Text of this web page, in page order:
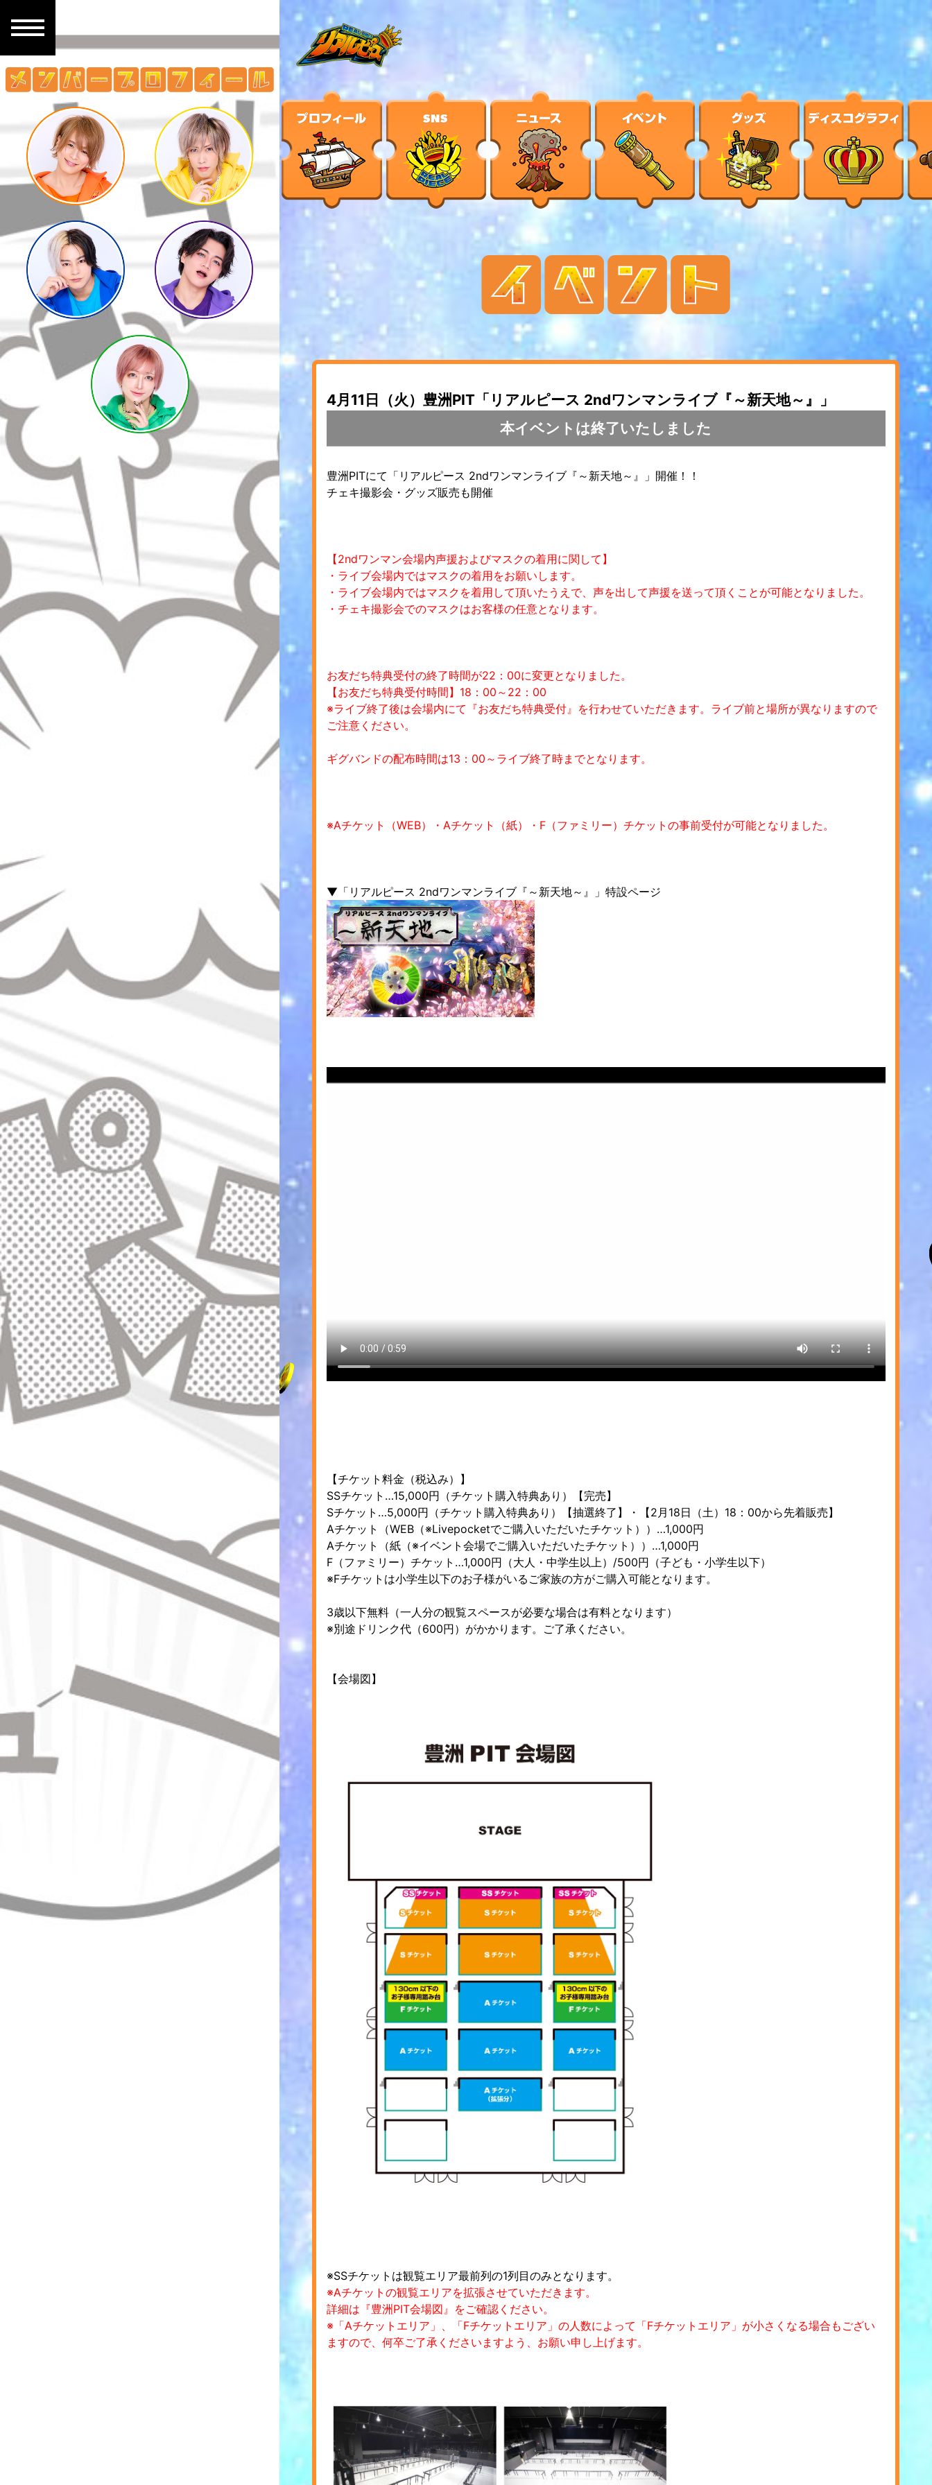
4月11日（火）豊洲PIT「リアルピース 2ndワンマンライブ『～新天地～』」
本イベントは終了いたしました
豊洲PITにて「リアルピース 2ndワンマンライブ『～新天地～』」開催！！
チェキ撮影会・グッズ販売も開催
【2ndワンマン会場内声援およびマスクの着用に関して】
・ライブ会場内ではマスクの着用をお願いします。
・ライブ会場内ではマスクを着用して頂いたうえで、声を出して声援を送って頂くことが可能となりました。
・チェキ撮影会でのマスクはお客様の任意となります。
お友だち特典受付の終了時間が22：00に変更となりました。
【お友だち特典受付時間】18：00～22：00
※ライブ終了後は会場内にて『お友だち特典受付』を行わせていただきます。ライブ前と場所が異なりますので
ご注意ください。
ギグバンドの配布時間は13：00～ライブ終了時までとなります。
※Aチケット（WEB）・Aチケット（紙）・F（ファミリー）チケットの事前受付が可能となりました。
▼「リアルピース 2ndワンマンライブ『～新天地～』」特設ページ
【チケット料金（税込み）】
SSチケット…15,000円（チケット購入特典あり）【完売】
Sチケット…5,000円（チケット購入特典あり）【抽選終了】・【2月18日（土）18：00から先着販売】
Aチケット（WEB（※Livepocketでご購入いただいたチケット））…1,000円
Aチケット（紙（※イベント会場でご購入いただいたチケット））…1,000円
F（ファミリー）チケット…1,000円（大人・中学生以上）/500円（子ども・小学生以下）
※Fチケットは小学生以下のお子様がいるご家族の方がご購入可能となります。
3歳以下無料（一人分の観覧スペースが必要な場合は有料となります）
※別途ドリンク代（600円）がかかります。ご了承ください。
【会場図】
※SSチケットは観覧エリア最前列の1列目のみとなります。
※Aチケットの観覧エリアを拡張させていただきます。
詳細は『豊洲PIT会場図』をご確認ください。
※「Aチケットエリア」、「Fチケットエリア」の人数によって「Fチケットエリア」が小さくなる場合もござい
ますので、何卒ご了承くださいますよう、お願い申し上げます。